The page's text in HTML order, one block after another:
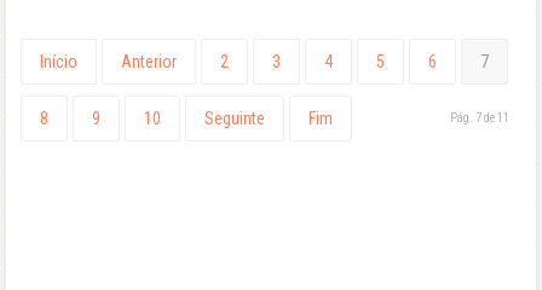
Início Anterior 2 3 4 5 6 7
8 9 10 Seguinte Fim Pág. 7 de 11